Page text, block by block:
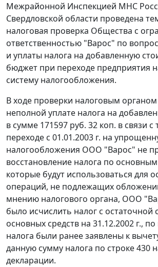
Межрайонной Инспекцией МНС
Свердловской области проведена
налоговая проверка Общества с
ответственностью "Варос" по
и уплаты налога на добавленную
бюджет при переходе предприятия
систему налогообложения.
В ходе проверки налоговым
неполной уплате налога на
в сумме 171597 руб. 32 коп. в связи с
переходе с 01.01.2003 г. на
налогообложения ООО "Варос" не
восстановление налога по
которые будут использоваться для
операций, не подлежащих
мнению налогового органа, ООО
было исчислить налог с остаточной
основных средств на 31.12.2002 г.,
налога были ранее заявлены к
данную сумму налога по строке 430
декларации.